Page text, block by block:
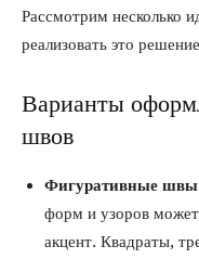
Рассмотрим несколько
реализовать это
Варианты
швов
Фигуративные
форм и узоров
акцент. Квадраты,